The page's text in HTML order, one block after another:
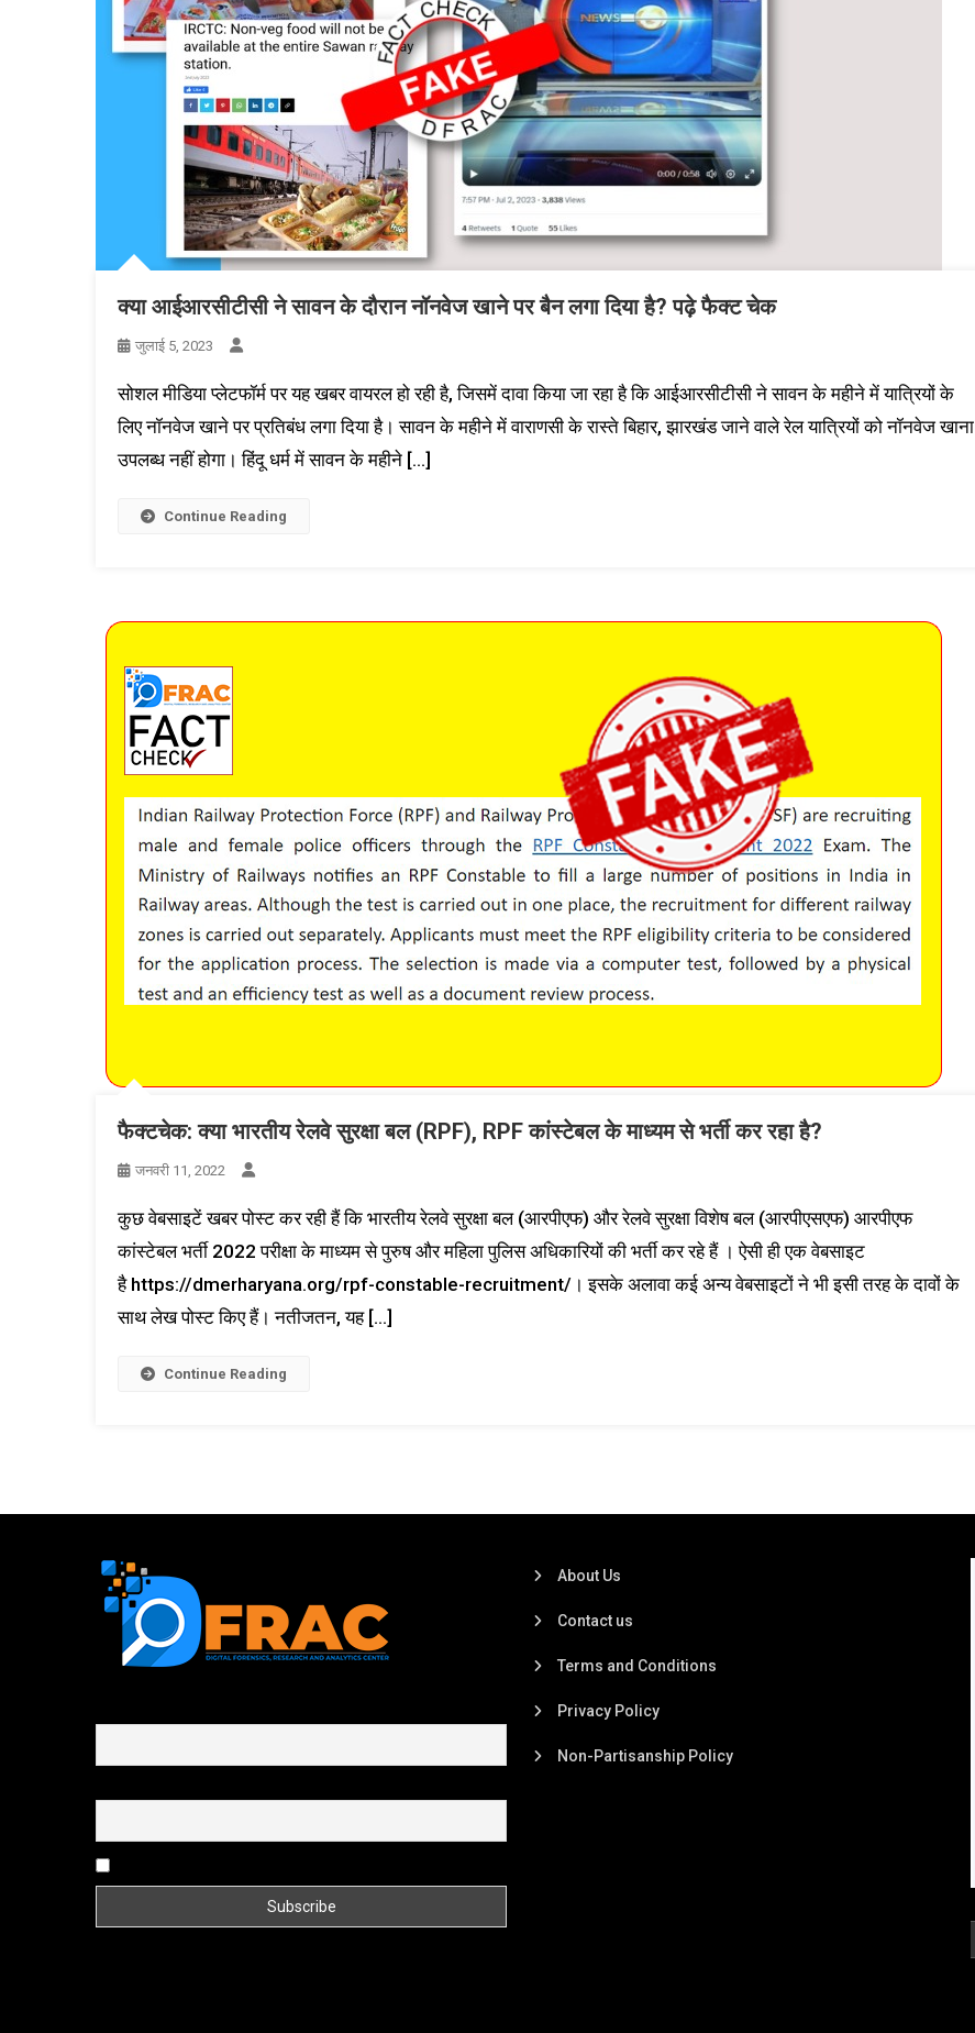
क्या आईआरसीटीसी ने सावन के दौरान नॉनवेज खाने पर बैन लगा दिया है? पढ़े फैक्ट चेक
जुलाई 5, 2023
सोशल मीडिया प्लेटफॉर्म पर यह खबर वायरल हो रही है, जिसमें दावा किया जा रहा है कि आईआरसीटीसी ने सावन के महीने में यात्रियों के
लिए नॉनवेज खाने पर प्रतिबंध लगा दिया है। सावन के महीने में वाराणसी के रास्ते बिहार, झारखंड जाने वाले रेल यात्रियों को नॉनवेज खाना
उपलब्ध नहीं होगा। हिंदू धर्म में सावन के महीने […]
Continue Reading
फैक्टचेक: क्या भारतीय रेलवे सुरक्षा बल (RPF), RPF कांस्टेबल के माध्यम से भर्ती कर रहा है?
जनवरी 11, 2022
कुछ वेबसाइटें खबर पोस्ट कर रही हैं कि भारतीय रेलवे सुरक्षा बल (आरपीएफ) और रेलवे सुरक्षा विशेष बल (आरपीएसएफ) आरपीएफ
कांस्टेबल भर्ती 2022 परीक्षा के माध्यम से पुरुष और महिला पुलिस अधिकारियों की भर्ती कर रहे हैं । ऐसी ही एक वेबसाइट
है https://dmerharyana.org/rpf-constable-recruitment/। इसके अलावा कई अन्य वेबसाइटों ने भी इसी तरह के दावों के
साथ लेख पोस्ट किए हैं। नतीजतन, यह […]
Continue Reading
About Us
Contact us
Terms and Conditions
Privacy Policy
Non-Partisanship Policy